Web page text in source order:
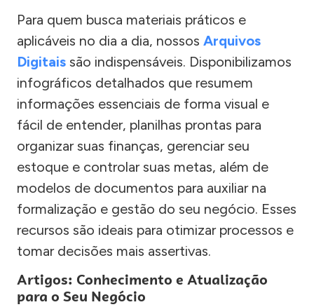
Para quem busca materiais práticos e
aplicáveis no dia a dia, nossos Arquivos
Digitais são indispensáveis. Disponibilizamos
infográficos detalhados que resumem
informações essenciais de forma visual e
fácil de entender, planilhas prontas para
organizar suas finanças, gerenciar seu
estoque e controlar suas metas, além de
modelos de documentos para auxiliar na
formalização e gestão do seu negócio. Esses
recursos são ideais para otimizar processos e
tomar decisões mais assertivas.
Artigos: Conhecimento e Atualização
para o Seu Negócio